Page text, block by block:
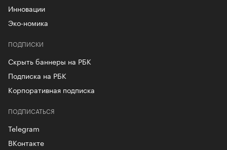
Инновации
Эко-номика
ПОДПИСКИ
Скрыть баннеры на РБК
Подписка на РБК
Корпоративная подписка
ПОДПИСАТЬСЯ
Telegram
ВКонтакте